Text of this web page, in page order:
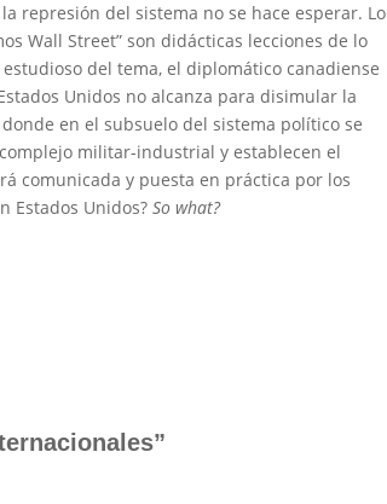
represión del sistema no se hace esperar. Lo
Wall Street” son didácticas lecciones de lo
del tema, el diplomático canadiense
Unidos no alcanza para disimular la
en el subsuelo del sistema político se
militar-industrial y establecen el
comunicada y puesta en práctica por los
Estados Unidos?So what?